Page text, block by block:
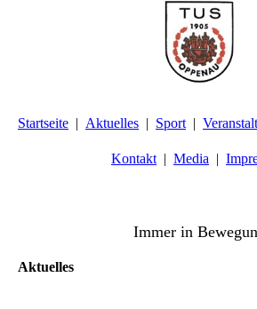
Startseite Aktuelles Sport
Kontakt Media
Immer in
Aktuelles